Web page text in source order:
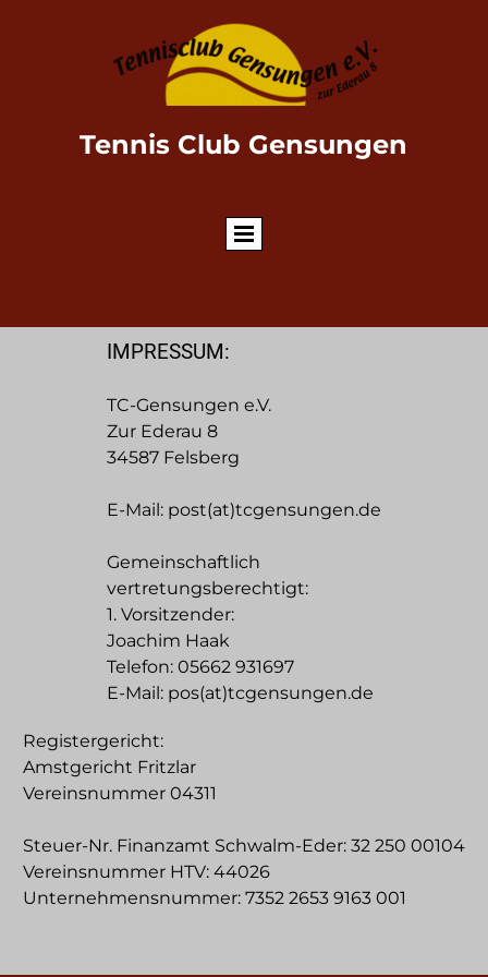
Tennis Club Gensungen
IMPRESSUM:
TC-Gensungen e.V.
Zur Ederau 8
34587 Felsberg
E-Mail: post(at)tcgensungen.de
Gemeinschaftlich
vertretungsberechtigt:
1. Vorsitzender:
Joachim Haak
Telefon: 05662 931697
E-Mail: pos(at)tcgensungen.de
Registergericht:
Amstgericht Fritzlar
Vereinsnummer 04311
Steuer-Nr. Finanzamt Schwalm-Eder: 32 250 00104
Vereinsnummer HTV: 44026
Unternehmensnummer: 7352 2653 9163 001